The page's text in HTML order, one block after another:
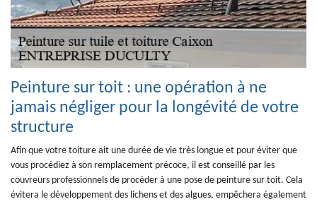
Peinture sur toit : une opération à ne
jamais négliger pour la longévité de votre
structure
Afin que votre toiture ait une durée de vie très longue et pour éviter que
vous procédiez à son remplacement précoce, il est conseillé par les
couvreurs professionnels de procéder à une pose de peinture sur toit. Cela
évitera le développement des lichens et des algues, empêchera également